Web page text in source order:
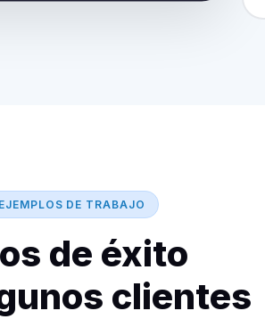
DE TRABAJO
de éxito
clientes